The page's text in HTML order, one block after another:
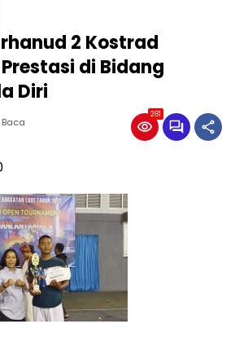
2 Kostrad
di Bidang
Diri
Baca
281